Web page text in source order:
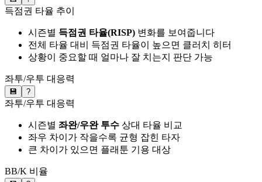
득점권 타율 추이
시즌별 득점권 타율(RISP) 변화를 보여줍니다
전체 타율 대비 득점권 타율이 높으면 클러치 히터
상황이 중요할 때 얼마나 잘 치는지 판단 가능
좌투/우투 대응력
💾 ?
좌투/우투 대응력
시즌별 좌완/우완 투수 상대 타율 비교
좌우 차이가 작을수록 균형 잡힌 타자
큰 차이가 있으면 플래툰 기용 대상
BB/K 비율